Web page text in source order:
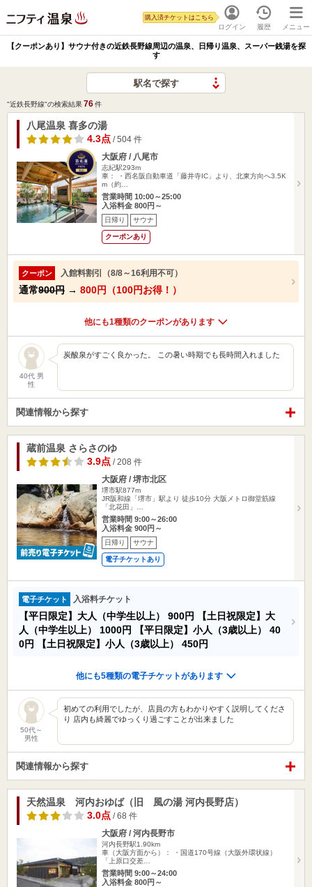
ログイン
購入済チケットはこちら
履歴 メニュー
【クーポンあり】サウナ付きの近鉄長野線周辺の温泉、日帰り温泉、スーパー銭湯を探
す
駅名で探す
"近鉄長野線"の検索結果76件
八尾温泉 喜多の湯
4.3点 / 504 件
大阪府 / 八尾市
志紀駅293m
車： ・西名阪自動車道「藤井寺IC」より、北東方向へ3.5K
m（約…
営業時間 10:00～25:00
入浴料金 800円～
日帰り サウナ
クーポンあり
クーポン 入館料割引（8/8～16利用不可）
通常900円 → 800円（100円お得！）
他にも1種類のクーポンがあります
40代 男
性
炭酸泉がすごく良かった。 この暑い時期でも長時間入れました
関連情報から探す
蔵前温泉 さらさのゆ
3.9点 / 208 件
大阪府 / 堺市北区
堺市駅877m
JR阪和線「堺市」駅より 徒歩10分 大阪メトロ御堂筋線
「北花田」…
営業時間 9:00～26:00
入浴料金 900円～
日帰り サウナ
電子チケットあり
電子チケット 入浴料チケット
【平日限定】大人（中学生以上） 900円
【土日祝限定】大
人（中学生以上） 1000円 【平日限定】小人（3歳以上） 40
0円
【土日祝限定】小人（3歳以上） 450円
他にも5種類の電子チケットがあります
50代～
男性
初めての利用でしたが、店員の方もわかりやすく説明してくださ
り 店内も綺麗でゆっくり過ごすことが出来ました
関連情報から探す
天然温泉 河内おゆば（旧 風の湯 河内長野店）
3.0点 / 68 件
大阪府 / 河内長野市
河内長野駅1.90km
車（大阪方面から）： ・国道170号線（大阪外環状線）
「上原口交差…
営業時間 9:00～24:00
入浴料金 800円～